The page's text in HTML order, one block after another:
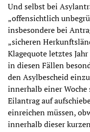
Und selbst bei
„offensichtlich
insbesondere bei
„sicheren
Klagequote letztes
in diesen Fällen
den Asylbescheid
innerhalb einer Woche
Eilantrag auf
einreichen müssen,
innerhalb dieser